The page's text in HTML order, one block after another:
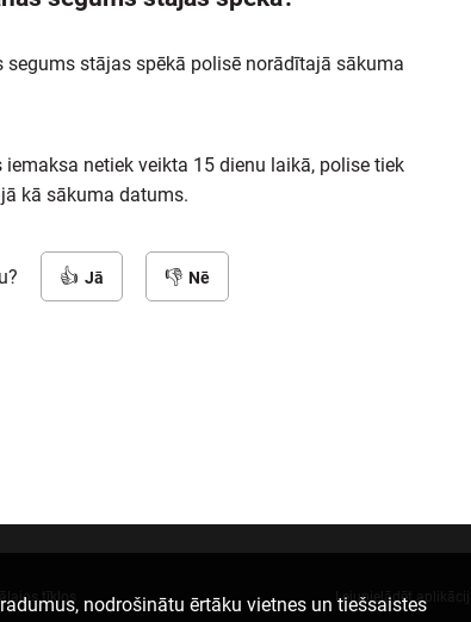
stājas spēkā polisē norādītajā sākuma
netiek veikta 15 dienu laikā, polise tiek
kā sākuma datums.
Jā Nē
nodrošinātu ērtāku vietnes un tiešsaistes
tīklos Lejupielādēt aplikāciju